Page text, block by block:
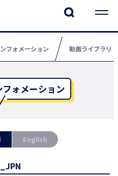
フォメーション 動画ライブラリ
ォメーション
English